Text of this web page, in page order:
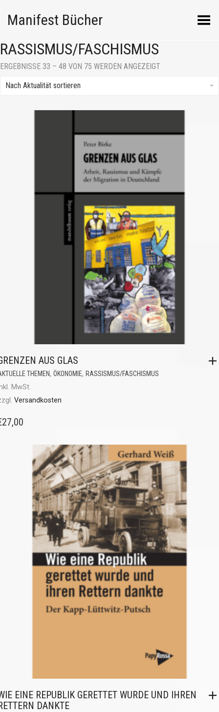
Manifest Bücher Menü umschalten
RASSISMUS/FASCHISMUS
ERGEBNISSE 33 – 48 VON 75 WERDEN ANGEZEIGT
Nach Aktualität sortieren
AUS GLAS
THEMEN, ÖKONOMIE, RASSISMUS/FASCHISMUS
MwSt.
Versandkosten
27,00
EINE REPUBLIK GERETTET WURDE UND IHREN
DANKTE